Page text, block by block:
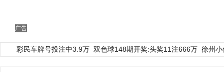
广告
彩民车牌号投注中3.9万 双色球148期开奖:头奖11注666万 徐州